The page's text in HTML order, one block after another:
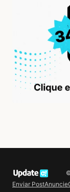
Enviar PostAnuncie